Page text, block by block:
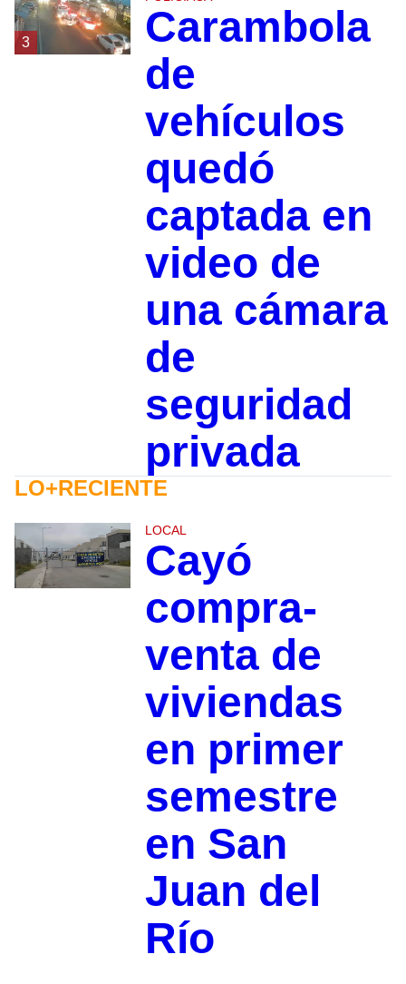
3
Carambola
de
vehículos
quedó
captada en
video de
una cámara
de
seguridad
privada
LO+RECIENTE
LOCAL
Cayó
compra-
venta de
viviendas
en primer
semestre
en San
Juan del
Río